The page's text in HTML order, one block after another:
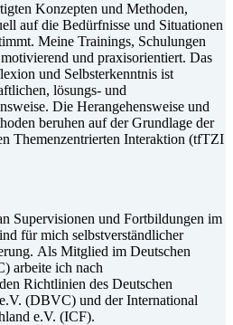
Konzepten und Methoden,
auf die Bedürfnisse und Situationen
Meine Trainings, Schulungen
und praxisorientiert. Das
und Selbsterkenntnis ist
lösungs- und
Die Herangehensweise und
beruhen auf der Grundlage der
Themenzentrierten Interaktion (tfTZI
Supervisionen und Fortbildungen im
für mich selbstverständlicher
Als Mitglied im Deutschen
arbeite ich nach
Richtlinien des Deutschen
(DBVC) und der International
e.V. (ICF).